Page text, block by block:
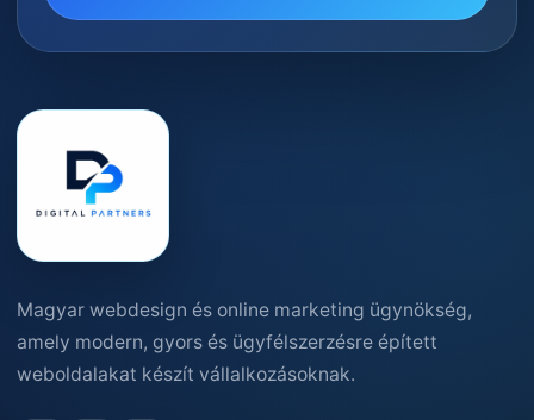
Magyar webdesign és online marketing ügynökség,
amely modern, gyors és ügyfélszerzésre épített
weboldalakat készít vállalkozásoknak.